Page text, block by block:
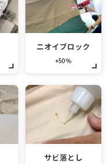
ニオイブロック
+50％
サビ落とし